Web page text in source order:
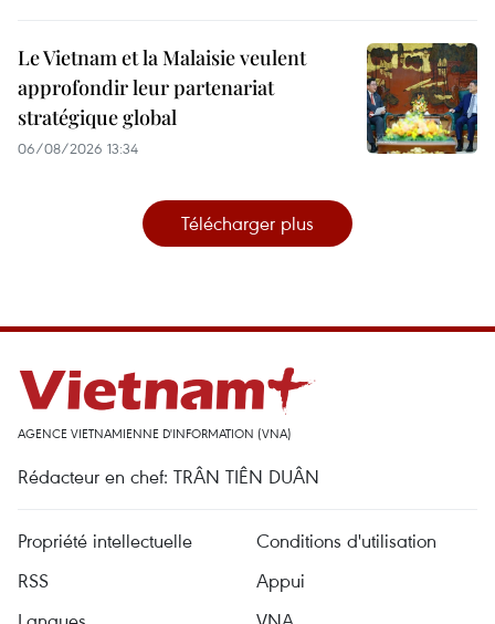
Le Vietnam et la Malaisie veulent
approfondir leur partenariat
stratégique global
06/08/2026 13:34
Télécharger plus
AGENCE VIETNAMIENNE D'INFORMATION (VNA)
Rédacteur en chef: TRÂN TIÊN DUÂN
Propriété intellectuelle
Conditions d'utilisation
RSS
Appui